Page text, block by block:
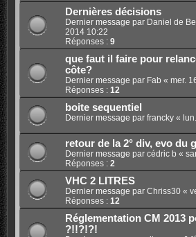
Dernières décisions
Dernier message par Daniel de
2014 10:22
Réponses : 9
que faut il faire pour
côte?
Dernier message par Fab « mer.
Réponses : 12
boite sequentiel
Dernier message par francky«
retour de la 2° div, evo du
Dernier message par cédric b «
Réponses : 2
VHC 2 LITRES
Dernier message par Chriss30«
Réponses : 12
Réglementation CM 2013
?!!?!?!